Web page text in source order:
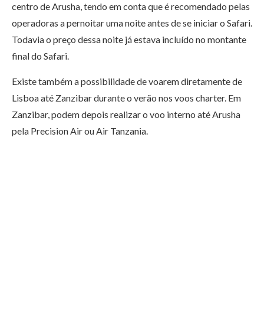
centro de Arusha, tendo em conta que é recomendado pelas
operadoras a pernoitar uma noite antes de se iniciar o Safari.
Todavia o preço dessa noite já estava incluído no montante
final do Safari.
Existe também a possibilidade de voarem diretamente de
Lisboa até Zanzibar durante o verão nos voos charter. Em
Zanzibar, podem depois realizar o voo interno até Arusha
pela Precision Air ou Air Tanzania.